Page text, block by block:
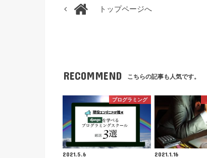
トップページへ
RECOMMEND こちらの記事も人気です。
プログラミング
2021.5.6
2021.1.16